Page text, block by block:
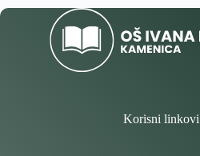
Korisni linkovi